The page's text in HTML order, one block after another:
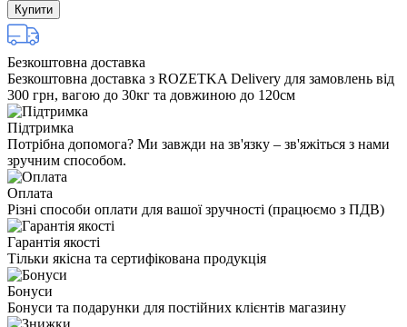
Купити
Безкоштовна доставка
Безкоштовна доставка з ROZETKA Delivery для замовлень від
300 грн, вагою до 30кг та довжиною до 120см
Підтримка
Потрібна допомога? Ми завжди на зв'язку – зв'яжіться з нами
зручним способом.
Оплата
Різні способи оплати для вашої зручності (працюємо з ПДВ)
Гарантія якості
Тільки якісна та сертифікована продукція
Бонуси
Бонуси та подарунки для постійних клієнтів магазину